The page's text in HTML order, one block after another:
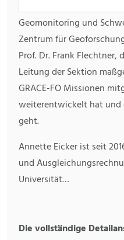
Geomonitoring und
Zentrum für
Prof. Dr. Frank Flechtner,
Leitung der Sektion
GRACE-FO Missionen
weiterentwickelt hat und
geht.
Annette Eicker ist seit
und
Universität…
Die vollständige